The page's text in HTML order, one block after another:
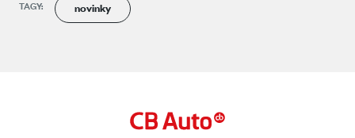
TAGY: novinky